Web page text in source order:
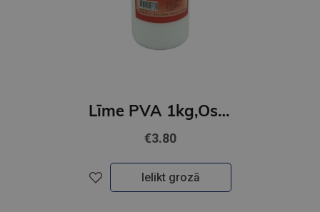
Līme PVA 1kg,Osiris
€3.80
Ielikt grozā